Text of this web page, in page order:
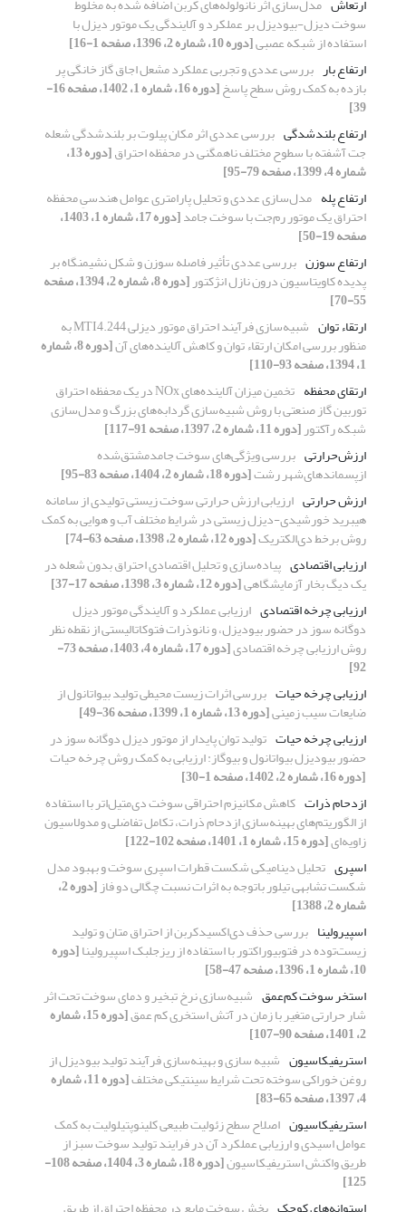
سوخت دیزل-بیودیزل بر عملکرد و آلایندگی یک موتور دیزل با
استفاده از شبکه عصبی[دوره 10، شماره 2، 1396، صفحه 1-16]
ارتفاع بار بررسی عددی و تجربی عملکرد مشعل اجاق گاز خانگی پر
بازده به کمک روش سطح پاسخ [دوره 16، شماره 1، 1402، صفحه 16-
39]
ارتفاع بلندشدگی بررسی عددی اثر مکان پیلوت بر بلندشدگی شعله
جت آشفته با سطوح مختلف ناهمگنی در محفظه احتراق [دوره 13،
شماره 4، 1399، صفحه 79-95]
ارتفاع پله مدل‌سازی عددی و تحلیل پارامتری عوامل هندسیِ محفظه
احتراق یک موتور رم‌جت با سوخت جامد [دوره 17، شماره 1، 1403،
صفحه 19-50]
ارتفاع سوزن بررسی عددی تأثیر فاصله سوزن و شکل نشیمنگاه بر
پدیده کاویتاسیون درون نازل انژکتور [دوره 8، شماره 2، 1394، صفحه
55-70]
ارتقاء توان
شبیه‌سازی فرآیند احتراق موتور دیزلی MTI4.244 به
منظور بررسی امکان ارتقاء توان و کاهش آلاینده‌های آن [دوره 8، شماره
1، 1394، صفحه 93-110]
ارتقای محفظه
تخمین میزان آلاینده‌های NOx در یک محفظه احتراق
توربین گاز صنعتی با روش شبیه‌سازی گردابه‌های بزرگ و مدل‌سازی
شبکه رآکتور[دوره 11، شماره 2، 1397، صفحه 91-117]
ارزش‌حرارتی بررسی ویژگی‌های سوخت جامد‌مشتق‌شده
ازپسماندهای‌شهر رشت[دوره 18، شماره 2، 1404، صفحه 83-95]
ارزش حرارتی ارزیابی ارزش حرارتی سوخت زیستی تولیدی از سامانه
هیبرید خورشیدی-دیزل زیستی در شرایط مختلف آب و هوایی به کمک
روش برخط دی‌الکتریک[دوره 12، شماره 2، 1398، صفحه 63-74]
ارزیابی اقتصادی پیاده‌سازی و تحلیل اقتصادی احتراق بدون شعله در
یک دیگ بخار آزمایشگاهی[دوره 12، شماره 3، 1398، صفحه 17-37]
ارزیابی چرخه اقتصادی ارزیابی عملکرد و آلایندگی موتور دیزل
دوگانه سوز در حضور بیودیزل، و نانوذرات فتوکاتالیستی از نقطه نظر
روش ارزیابی چرخه اقتصادی [دوره 17، شماره 4، 1403، صفحه 73-
92]
ارزیابی چرخه حیات بررسی اثرات زیست محیطی تولید بیواتانول از
ضایعات سیب زمینی[دوره 13، شماره 1، 1399، صفحه 36-49]
ارزیابی چرخه حیات تولید توان پایدار از موتور دیزل دوگانه سوز در
حضور بیودیزل بیواتانول و بیوگاز: ارزیابی به کمک روش چرخه حیات
[دوره 16، شماره 2، 1402، صفحه 1-30]
ازدحام ذرات کاهش مکانیزم احتراقی سوخت دی‌متیل‌اتر با استفاده
از الگوریتم‌های بهینه‌سازی ازدحام ذرات، تکامل تفاضلی و مدولاسیون
زاویه‌ای[دوره 15، شماره 1، 1401، صفحه 102-122]
اسپری تحلیل دینامیکی شکست قطرات اسپری سوخت و بهبود مدل
شکست تشابهی تیلور باتوجه به اثرات نسبت چگالی دو فاز [دوره 2،
شماره 2، 1388]
اسپیرولینا بررسی حذف دی‌اکسیدکربن از احتراق‌ متان و تولید
زیست‌توده در فتوبیوراکتور با استفاده از ریزجلبک اسپیرولینا[دوره
10، شماره 1، 1396، صفحه 47-58]
استخر سوخت کم‌عمق شبیه‌‌سازی نرخ تبخیر و دمای سوخت تحت اثر
شار حرارتی متغیر با زمان در آتش استخری کم عمق [دوره 15، شماره
2، 1401، صفحه 90-107]
استریفیکاسیون شبیه سازی و بهینه‌سازی فرآیند تولید بیودیزل از
روغن خوراکی سوخته تحت شرایط سینتیکی مختلف [دوره 11، شماره
4، 1397، صفحه 65-83]
استریفیکاسیون اصلاح سطح زئولیت طبیعی کلینوپتیلولیت به کمک
عوامل اسیدی و ارزیابی عملکرد آن در فرایند تولید سوخت سبز از
طریق واکنش استریفیکاسیون [دوره 18، شماره 3، 1404، صفحه 108-
125]